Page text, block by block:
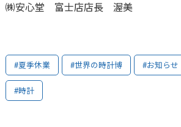
㈱安心堂 富士店店長 渥美
#夏季休業 #世界の時計博 #お知らせ
#時計